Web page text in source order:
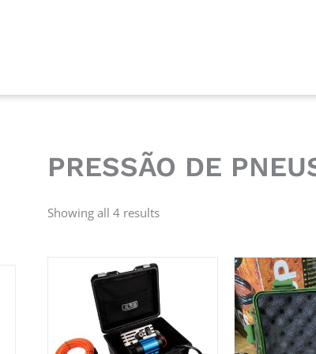
PRESSÃO DE
Showing all 4 results